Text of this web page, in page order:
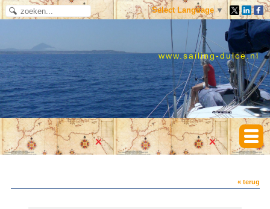
Select Language ▼
www.sailing-dulce.nl
« terug